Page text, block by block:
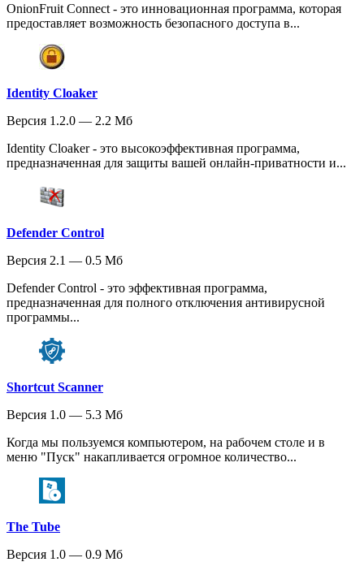
OnionFruit Connect - это инновационная программа, которая
предоставляет возможность безопасного доступа в...
Identity Cloaker
Версия 1.2.0 — 2.2 Мб
Identity Cloaker - это высокоэффективная программа,
предназначенная для защиты вашей онлайн-приватности и...
Defender Control
Версия 2.1 — 0.5 Мб
Defender Control - это эффективная программа,
предназначенная для полного отключения антивирусной
программы...
Shortcut Scanner
Версия 1.0 — 5.3 Мб
Когда мы пользуемся компьютером, на рабочем столе и в
меню "Пуск" накапливается огромное количество...
The Tube
Версия 1.0 — 0.9 Мб